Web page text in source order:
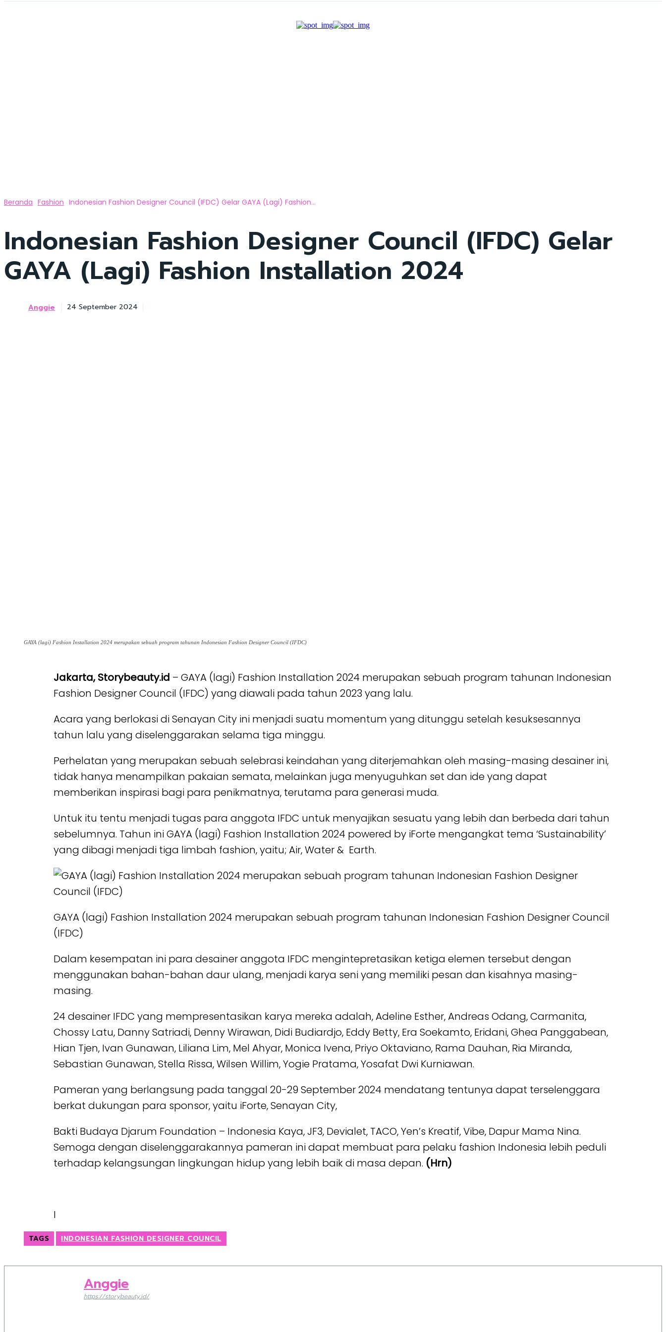
Beranda Fashion Indonesian Fashion Designer Council (IFDC) Gelar GAYA (Lagi) Fashion...
Indonesian Fashion Designer Council (IFDC) Gelar
GAYA (Lagi) Fashion Installation 2024
Anggie 24 September 2024
GAYA (lagi) Fashion Installation 2024 merupakan sebuah program tahunan Indonesian Fashion Designer Council (IFDC)
Jakarta, Storybeauty.id – GAYA (lagi) Fashion Installation 2024 merupakan sebuah program tahunan Indonesian
Fashion Designer Council (IFDC) yang diawali pada tahun 2023 yang lalu.
Acara yang berlokasi di Senayan City ini menjadi suatu momentum yang ditunggu setelah kesuksesannya
tahun lalu yang diselenggarakan selama tiga minggu.
Perhelatan yang merupakan sebuah selebrasi keindahan yang diterjemahkan oleh masing-masing desainer ini,
tidak hanya menampilkan pakaian semata, melainkan juga menyuguhkan set dan ide yang dapat
memberikan inspirasi bagi para penikmatnya, terutama para generasi muda.
Untuk itu tentu menjadi tugas para anggota IFDC untuk menyajikan sesuatu yang lebih dan berbeda dari tahun
sebelumnya. Tahun ini GAYA (lagi) Fashion Installation 2024 powered by iForte mengangkat tema ‘Sustainability’
yang dibagi menjadi tiga limbah fashion, yaitu; Air, Water & Earth.
GAYA (lagi) Fashion Installation 2024 merupakan sebuah program tahunan Indonesian Fashion Designer Council
(IFDC)
Dalam kesempatan ini para desainer anggota IFDC mengintepretasikan ketiga elemen tersebut dengan
menggunakan bahan-bahan daur ulang, menjadi karya seni yang memiliki pesan dan kisahnya masing-
masing.
24 desainer IFDC yang mempresentasikan karya mereka adalah, Adeline Esther, Andreas Odang, Carmanita,
Chossy Latu, Danny Satriadi, Denny Wirawan, Didi Budiardjo, Eddy Betty, Era Soekamto, Eridani, Ghea Panggabean,
Hian Tjen, Ivan Gunawan, Liliana Lim, Mel Ahyar, Monica Ivena, Priyo Oktaviano, Rama Dauhan, Ria Miranda,
Sebastian Gunawan, Stella Rissa, Wilsen Willim, Yogie Pratama, Yosafat Dwi Kurniawan.
Pameran yang berlangsung pada tanggal 20-29 September 2024 mendatang tentunya dapat terselenggara
berkat dukungan para sponsor, yaitu iForte, Senayan City,
Bakti Budaya Djarum Foundation – Indonesia Kaya, JF3, Devialet, TACO, Yen’s Kreatif, Vibe, Dapur Mama Nina.
Semoga dengan diselenggarakannya pameran ini dapat membuat para pelaku fashion Indonesia lebih peduli
terhadap kelangsungan lingkungan hidup yang lebih baik di masa depan. (Hrn)
I
TAGS INDONESIAN FASHION DESIGNER COUNCIL
Anggie
https://storybeauty.id/